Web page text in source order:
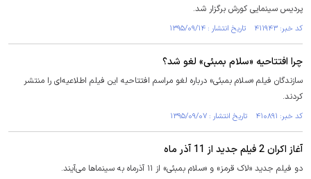
پردیس سینمایی کورش برگزار شد.
کد خبر: ۴۱۱۹۴۳ تاریخ انتشار : ۱۳۹۵/۰۹/۱۴
چرا افتتاحیه «سلام بمبئی» لغو شد؟
سازندگان فیلم «سلام بمبئی» درباره لغو مراسم افتتاحیه این فیلم اطلاعیه‌ای را منتشر
کردند.
کد خبر: ۴۱۰۸۹۱ تاریخ انتشار : ۱۳۹۵/۰۹/۰۷
آغاز اکران 2 فیلم جدید از 11 آذر ماه
دو فیلم جدید «لاک قرمز» و «سلام بمبئی» از ۱۱ آذرماه به سینماها می‌آیند.